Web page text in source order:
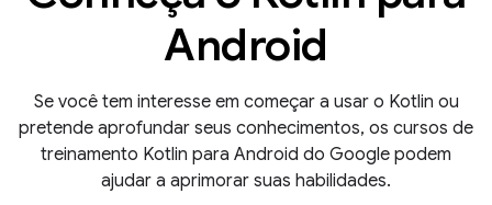
Android
Se você tem interesse em começar a usar o Kotlin ou
pretende aprofundar seus conhecimentos, os cursos de
treinamento Kotlin para Android do Google podem
ajudar a aprimorar suas habilidades.